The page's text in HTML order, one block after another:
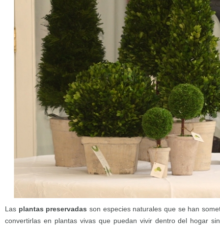
Las plantas preservadas son especies naturales que se han
convertirlas en plantas vivas que puedan vivir dentro del hogar